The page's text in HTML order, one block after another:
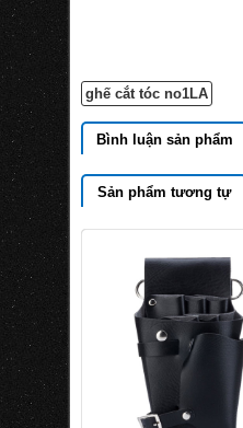
ghế cắt tóc no1LA
Bình luận sản phẩm
Sản phẩm tương tự